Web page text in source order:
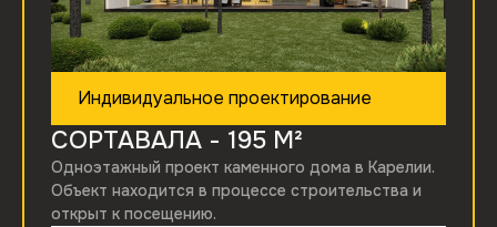
Индивидуальное проектирование
СОРТАВАЛА - 195 М²
Одноэтажный проект каменного дома в Карелии.
Объект находится в процессе строительства и
открыт к посещению.